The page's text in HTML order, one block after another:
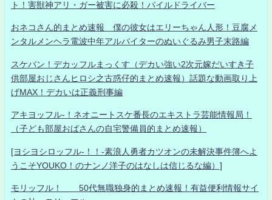
ト！害獣神アリ・ガー被害に必殺！パイルドライバー
おネコさん的まとめ速報 僕の彼女はエリーちゃん人形！豆腐メ
ンタルメンヘラ電波中年アルバイターのぬいぐるみ男子末路編
スケバン！デカッフルまっくす（デカい強い2次元嫁だいすき子
供部屋おじさんヒロシ之古惑仔的まとめ速報）話題な動画取り上
げMAX！デカいは正義刑事編
アキヨッフル-！ネオニートスケ番長のエキストラ芸能情報局！
（子ども部屋おばさんの自宅警備員的まとめ速報）
[ヨシヨシロッフル-！！-素浪人勇者カツオンの未解決事件簿へよ
うこそYOUKO！のナンノ洋子のはなしは信じるな編）]
モリッフル！ 50代無職独身的まとめ速報！有益便利情報サイ